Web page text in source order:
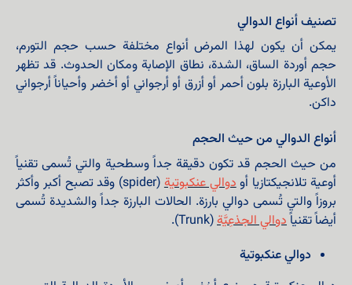
تصنيف أنواع الدوالي
يمكن أن يكون لهذا المرض أنواع مختلفة حسب حجم التورم،
حجم أوردة الساق، الشدة، نطاق الإصابة ومكان الحدوث. قد تظهر
الأوعية البارزة بلون أحمر أو أزرق أو أرجواني أو أخضر وأحياناً أرجواني
داكن.
أنواع الدوالي من حيث الحجم
من حيث الحجم قد تكون دقيقة جداً وسطحية والتي تُسمى تقنياً
أوعية تلانجيكتازيا أودوالي عنكبوتية
(spider) وقد تصبح أكبر وأكثر
بروزاً والتي تُسمى دوالي بارزة. الحالات البارزة جداً والشديدة تُسمى
أيضاً تقنياًدوالي الجذعِیَّة(Trunk).
دوالي عنكبوتية